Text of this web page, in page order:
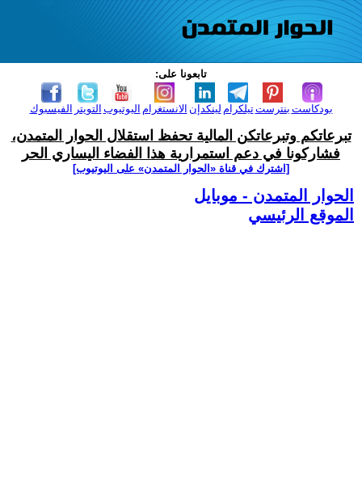
تابعونا على:
الفيسبوك التويتر اليوتيوب الانستغرام لينكدإن تيلكرامبنترست بودكاست
تبرعاتكم وتبرعاتكن المالية تحفظ استقلال الحوار المتمدن،
فشاركونا في دعم استمرارية هذا الفضاء اليساري الحر
[اشترك في قناة ‫«الحوار المتمدن» على اليوتيوب]
الحوار المتمدن - موبايل
الموقع الرئيسي